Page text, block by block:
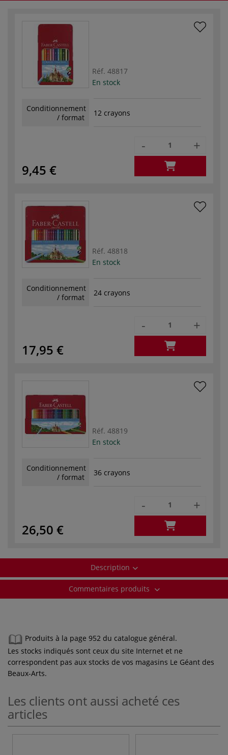
Réf. 48817
En stock
Conditionnement
/ format
12 crayons
9,45 €
- +
Réf. 48818
En stock
Conditionnement
/ format
24 crayons
17,95 €
- +
Réf. 48819
En stock
Conditionnement
/ format
36 crayons
26,50 €
- +
Description
Commentaires produits
Produits à la page 952 du catalogue général.
Les stocks indiqués sont ceux du site Internet et ne
correspondent pas aux stocks de vos magasins Le Géant des
Beaux-Arts.
Les clients ont aussi acheté ces
articles